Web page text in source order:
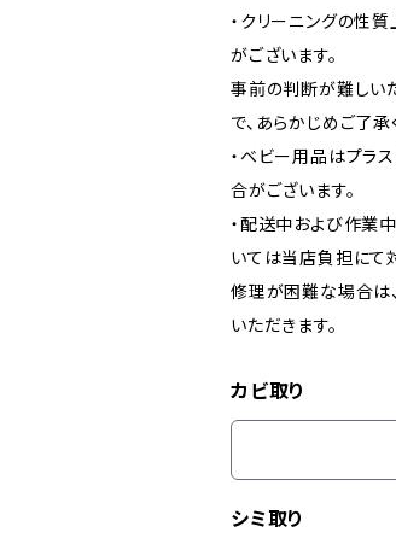
・クリーニングの性
がございます。
事前の判断が難しい
で、あらかじめご了承
・ベビー用品はプラ
合がございます。
・配送中および作業
いては当店負担にて
修理が困難な場合は
いただきます。
カビ取り
シミ取り